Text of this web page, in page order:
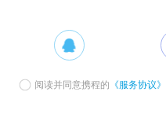
阅读并同意携程的 《服务协议》